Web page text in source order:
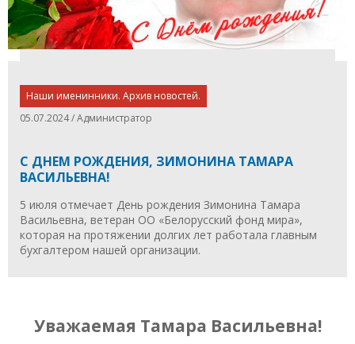
Наши именинники. Архив новостей.
05.07.2024 / Администратор
С ДНЕМ РОЖДЕНИЯ, ЗИМОНИНА ТАМАРА
ВАСИЛЬЕВНА!
5 июля отмечает День рождения Зимонина Тамара
Васильевна, ветеран ОО «Белорусский фонд мира»,
которая на протяжении долгих лет работала главным
бухгалтером нашей организации.
Уважаемая Тамара Васильевна!